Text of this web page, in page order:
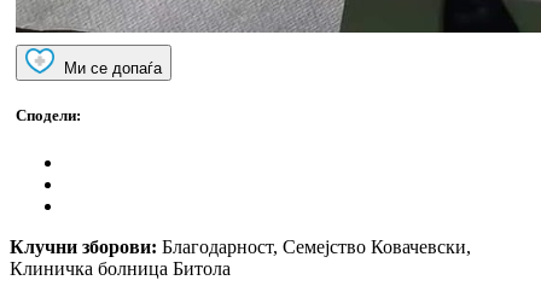
Ми се допаѓа
Сподели:
Клучни зборови: Благодарност, Семејство Ковачевски,
Клиничка болница Битола